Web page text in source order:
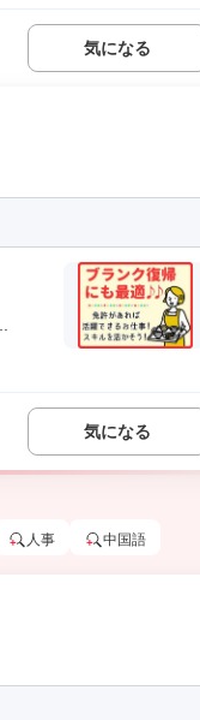
気になる
気になる
人事 中国語